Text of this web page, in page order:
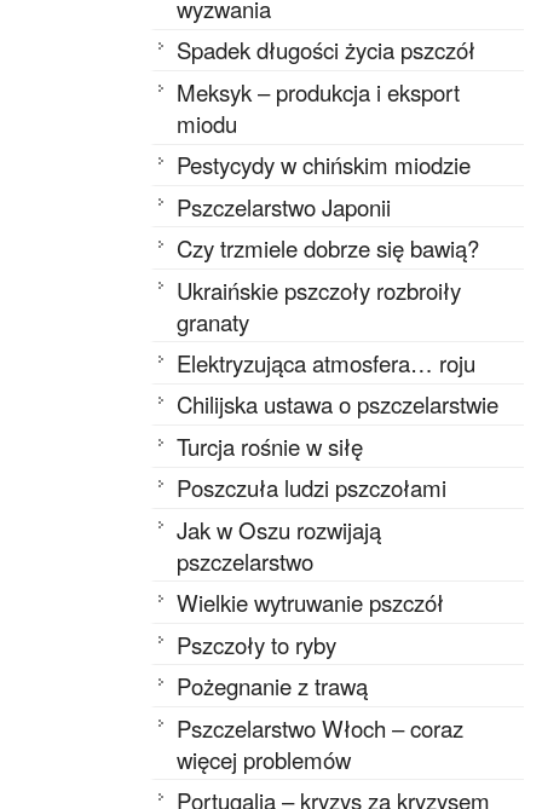
wyzwania
Spadek długości życia pszczół
Meksyk – produkcja i eksport
miodu
Pestycydy w chińskim miodzie
Pszczelarstwo Japonii
Czy trzmiele dobrze się bawią?
Ukraińskie pszczoły rozbroiły
granaty
Elektryzująca atmosfera… roju
Chilijska ustawa o pszczelarstwie
Turcja rośnie w siłę
Poszczuła ludzi pszczołami
Jak w Oszu rozwijają
pszczelarstwo
Wielkie wytruwanie pszczół
Pszczoły to ryby
Pożegnanie z trawą
Pszczelarstwo Włoch – coraz
więcej problemów
Portugalia – kryzys za kryzysem